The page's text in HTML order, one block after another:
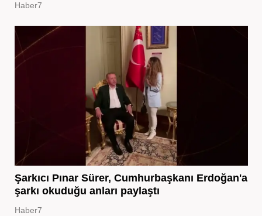
Haber7
Şarkıcı Pınar Sürer, Cumhurbaşkanı Erdoğan'a
şarkı okuduğu anları paylaştı
Haber7